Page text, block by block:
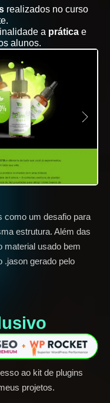
realizados no curso
a prática e
alunos.
como um desafio para
estrutura. Além das
material usado bem
.jason gerado pelo
ao kit de plugins
projetos.